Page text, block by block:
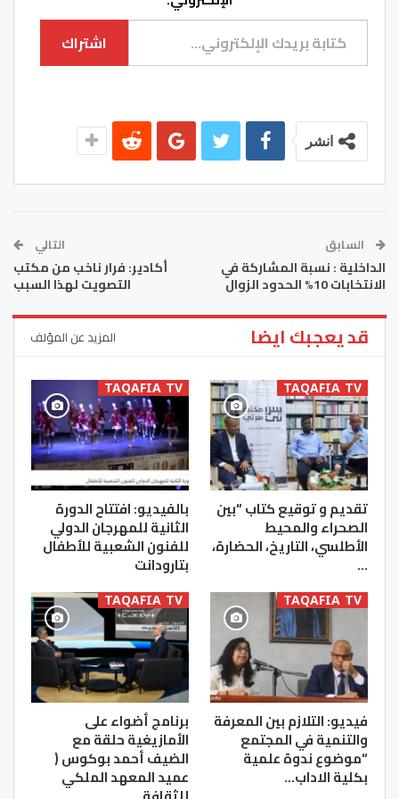
كتابة بريدك الإلكتروني...
اشتراك
انشر
السابق
الداخلية : نسبة المشاركة في
الانتخابات 10% الحدود الزوال
التالي
أكادير: فرار ناخب من مكتب
التصويت لهذا السبب
قد يعجبك ايضا المزيد عن المؤلف
TAQAFIA TV
تقديم و توقيع كتاب “بين
الصحراء والمحيط
الأطلسي، التاريخ، الحضارة،
…
TAQAFIA TV
بالفيديو: افتتاح الدورة
الثانية للمهرجان الدولي
للفنون الشعبية للأطفال
بتارودانت
TAQAFIA TV
فيديو: التلازم بين المعرفة
والتنمية في المجتمع
“موضوع ندوة علمية
بكلية الاداب…
TAQAFIA TV
برنامج أضواء على
الأمازيغية حلقة مع
الضيف أحمد بوكوس (
عميد المعهد الملكي